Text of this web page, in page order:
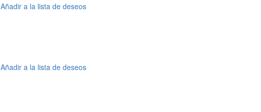
Añadir a la lista de deseos
Añadir a la lista de deseos